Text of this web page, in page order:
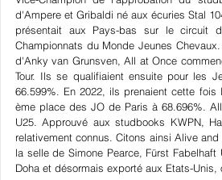
d'Ampere et Gribaldi né aux écuries Stal
présentait aux Pays-bas sur le circuit
Championnats du Monde Jeunes
d'Anky van Grunsven, All at Once
Tour. Ils se qualifiaient ensuite pour les
66.599%. En 2022, ils prenaient cette
ème place des JO de Paris à 68.696%.
U25. Approuvé aux studbooks KWPN,
relativement connus. Citons ainsi Alive
la selle de Simone Pearce, Fürst
Doha et désormais exporté aux Etats-Unis,